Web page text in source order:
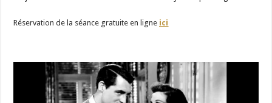
Réservation de la séance gratuite en ligne ici